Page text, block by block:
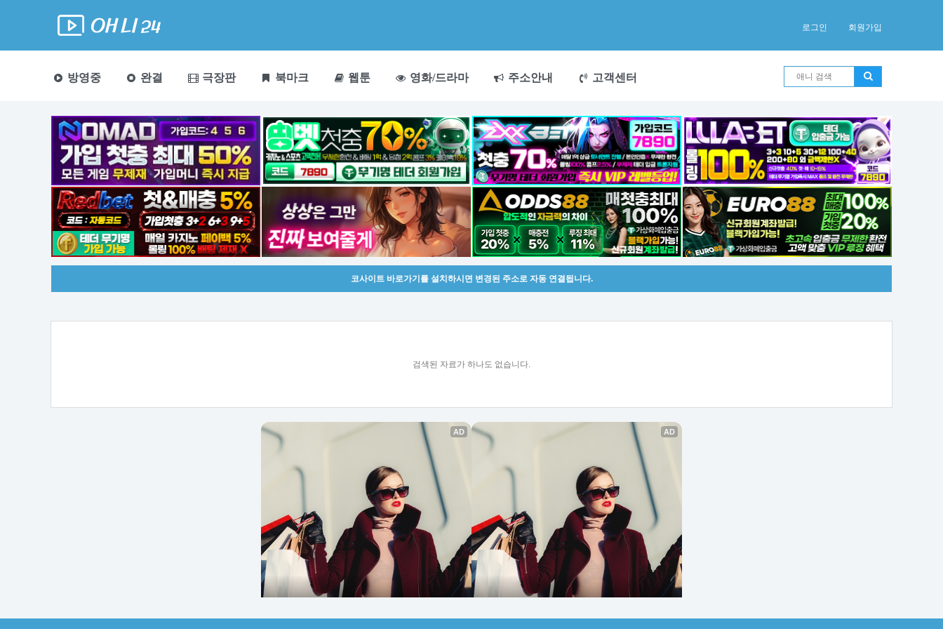
로그인 회원가입
방영중 완결 극장판 북마크 웹툰 영화/드라마 주소안내 고객센터
코사이트 바로가기를 설치하시면 변경된 주소로 자동 연결됩니다.
검색된 자료가 하나도 없습니다.